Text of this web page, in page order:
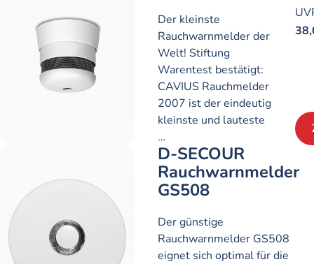
Der kleinste
Rauchwarnmelder der
Welt! Stiftung
Warentest bestätigt:
CAVIUS Rauchmelder
2007 ist der eindeutig
kleinste und lauteste
…
D-SECOUR
Rauchwarnmelder
GS508
Der günstige
Rauchwarnmelder GS508
eignet sich optimal für die